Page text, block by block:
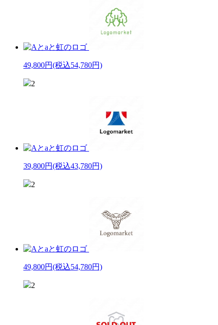
49,800円(税込54,780円)
2
39,800円(税込43,780円)
2
49,800円(税込54,780円)
2